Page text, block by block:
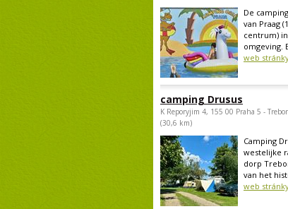
De
van Praag
centrum)
omgeving.
web
camping Drusus
K Reporyjim 4, 155 00 Praha 5 -
(30,6 km)
Camping
westelijke
dorp
van het
web